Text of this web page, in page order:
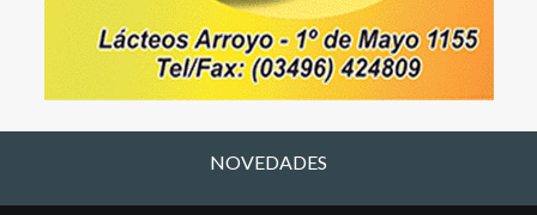
NOVEDADES